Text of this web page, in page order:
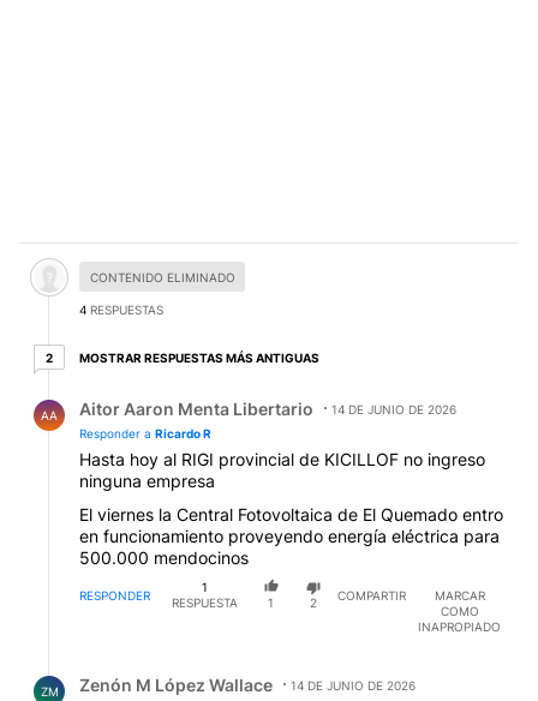
Comentario desactivado.
CONTENIDO ELIMINADO
4 RESPUESTAS
22 respuestas más antiguas
MOSTRAR RESPUESTAS MÁS ANTIGUAS
AA Aitor Aaron Menta Libertario
14 DE JUNIO DE 2026
Responder a Ricardo R
Hasta hoy al RIGI provincial de KICILLOF no ingreso
ninguna empresa
El viernes la Central Fotovoltaica de El Quemado entro
en funcionamiento proveyendo energía eléctrica para
500.000 mendocinos
RESPONDER
1
RESPUESTA
1 2
COMPARTIR
MARCAR
COMO
INAPROPIADO
ZM Zenón M López Wallace
14 DE JUNIO DE 2026